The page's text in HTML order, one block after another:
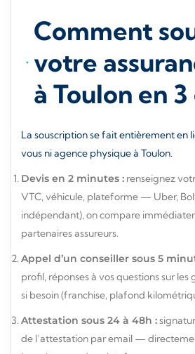
Comment
votre
à Toulon en
La souscription se fait entièrement en
vous ni agence physique à Toulon.
Devis en 2 minutes : renseignez
VTC, véhicule, plateforme — Uber,
indépendant), on compare
partenaires assureurs.
Appel d’un conseiller sous 5
profil, réponses à vos questions sur
si besoin (franchise, plafond
Attestation sous 24 à 48h :
de l’attestation par email —